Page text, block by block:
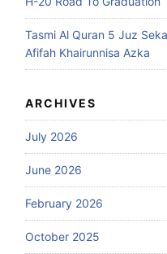
Tasmi Al Quran 5 Juz
Afifah Khairunnisa Azka
ARCHIVES
July 2026
June 2026
February 2026
October 2025